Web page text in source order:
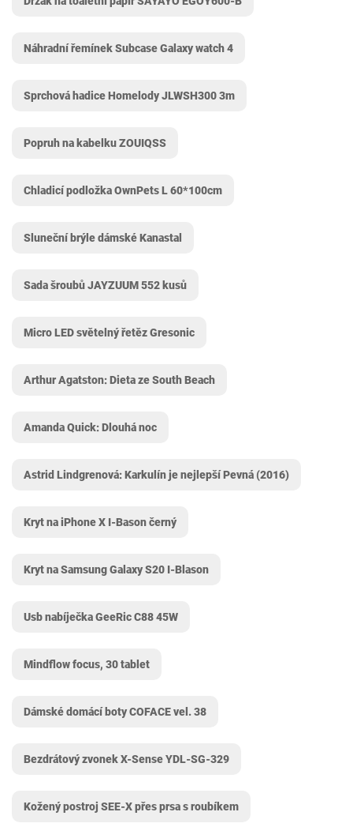
Náhradní řemínek Subcase Galaxy watch 4
Sprchová hadice Homelody ‎JLWSH300 3m
Popruh na kabelku ZOUIQSS
Chladicí podložka OwnPets L 60*100cm
Sluneční brýle dámské Kanastal
Sada šroubů JAYZUUM 552 kusů
Micro LED světelný řetěz Gresonic
Arthur Agatston: Dieta ze South Beach
Amanda Quick: Dlouhá noc
Astrid Lindgrenová: Karkulín je nejlepší Pevná (2016)
Kryt na iPhone X I-Bason černý
Kryt na Samsung Galaxy S20 I-Blason
Usb nabíječka GeeRic C88 45W
Mindflow focus, 30 tablet
Dámské domácí boty COFACE vel. 38
Bezdrátový zvonek X-Sense ‎YDL-SG-329
Kožený postroj SEE-X přes prsa s roubíkem